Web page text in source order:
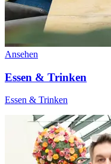
Ansehen
Essen & Trinken
Essen & Trinken